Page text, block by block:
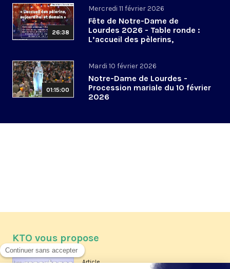
26:38
Mercredi 11 février 2026
Fête de Notre-Dame de
Lourdes 2026 - Table ronde :
L’accueil des pèlerins,
01:15:00
Mardi 10 février 2026
Notre-Dame de Lourdes -
Procession mariale du 10 février
2026
KTO vous propose
Article